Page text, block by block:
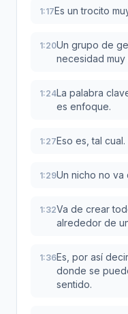
1:17Es un trocito
1:20Un grupo de
necesidad muy
1:24La palabra
es enfoque.
1:27Eso es, tal cual.
1:29Un nicho no va
1:32Va de crear
alrededor de
1:36Es, por así
donde se
sentido.